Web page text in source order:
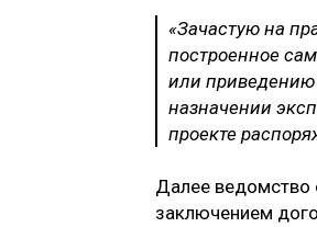
«Зачастую на
построенное
или приведению
назначении
проекте
Далее ведомство
заключением